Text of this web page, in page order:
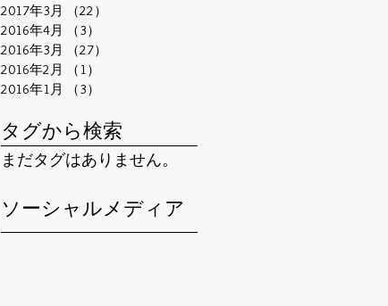
2017年3月
（22）
2016年4月
（3）
2016年3月
（27）
2016年2月
（1）
2016年1月
（3）
タグから検索
まだタグはありません。
ソーシャルメディア